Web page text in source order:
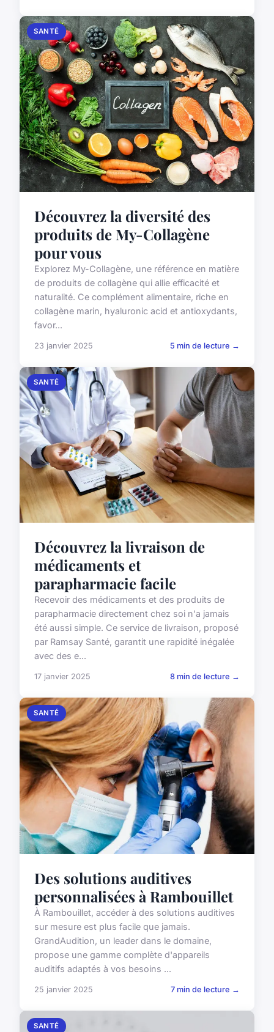
SANTÉ
Découvrez la diversité des
produits de My-Collagène
pour vous
Explorez My-Collagène, une référence en matière
de produits de collagène qui allie efficacité et
naturalité. Ce complément alimentaire, riche en
collagène marin, hyaluronic acid et antioxydants,
favor...
23 janvier 2025 5 min de lecture →
SANTÉ
Découvrez la livraison de
médicaments et
parapharmacie facile
Recevoir des médicaments et des produits de
parapharmacie directement chez soi n'a jamais
été aussi simple. Ce service de livraison, proposé
par Ramsay Santé, garantit une rapidité inégalée
avec des e...
17 janvier 2025 8 min de lecture →
SANTÉ
Des solutions auditives
personnalisées à Rambouillet
À Rambouillet, accéder à des solutions auditives
sur mesure est plus facile que jamais.
GrandAudition, un leader dans le domaine,
propose une gamme complète d'appareils
auditifs adaptés à vos besoins ...
25 janvier 2025 7 min de lecture →
SANTÉ